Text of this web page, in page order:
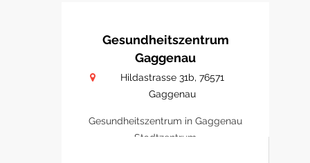
Gesundheitszentrum
Gaggenau
Hildastrasse 31b, 76571
Gaggenau
Gesundheitszentrum in Gaggenau
Stadtzentrum